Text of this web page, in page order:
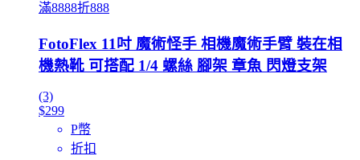
滿8888折888
FotoFlex 11吋 魔術怪手 相機魔術手臂 裝在相
機熱靴 可搭配 1/4 螺絲 腳架 章魚 閃燈支架
(3)
$299
P幣
折扣